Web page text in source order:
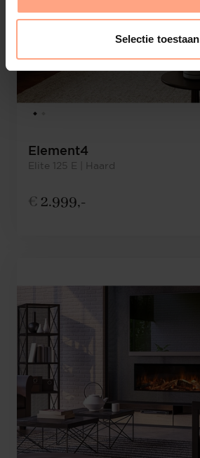
Selectie toestaan
Element4
Elite 125 E | Haard
€ 2.999,-